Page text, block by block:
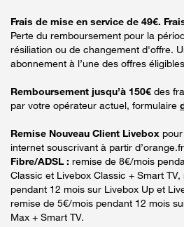
Frais de mise en service de 49€.
Perte du remboursement pour la
résiliation ou de changement d'offre.
abonnement à l’une des offres
Remboursement jusqu’à 150€ des
par votre opérateur actuel, formulaire
Remise Nouveau Client Livebox
internet souscrivant à partir
Fibre/ADSL : remise de 8€/mois
Classic et Livebox Classic + Smart
pendant 12 mois sur Livebox Up et
remise de 5€/mois pendant 12 mois
Max + Smart TV.